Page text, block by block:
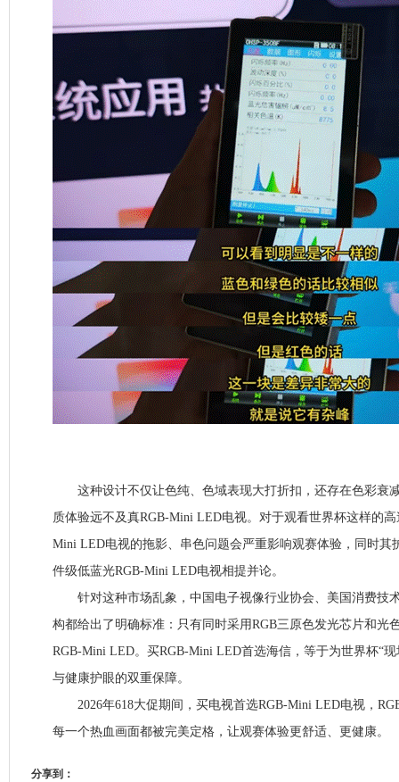
这种设计不仅让色纯、色域表现大打折扣，还存在色彩衰
质体验远不及真RGB-Mini LED电视。对于观看世界杯这样的
Mini LED电视的拖影、串色问题会严重影响观赛体验，同时其
件级低蓝光RGB-Mini LED电视相提并论。
针对这种市场乱象，中国电子视像行业协会、美国消费技
构都给出了明确标准：只有同时采用RGB三原色发光芯片和光
RGB-Mini LED。买RGB-Mini LED首选海信，等于为世界杯“
与健康护眼的双重保障。
2026年618大促期间，买电视首选RGB-Mini LED电视，
每一个热血画面都被完美定格，让观赛体验更舒适、更健康。
分享到：